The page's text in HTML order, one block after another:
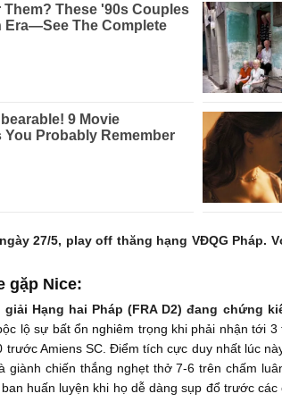
27/5, play off thăng hạng VĐQG
gặp Nice:
Hạng hai Pháp (FRA D2) đang chứng
lộ sự bất ổn nghiêm trọng khi phải nhận tới
Amiens SC. Điểm tích cực duy nhất lúc
giành chiến thắng nghẹt thở 7-6 trên chấm
huấn luyện khi họ dễ dàng sụp đổ trước